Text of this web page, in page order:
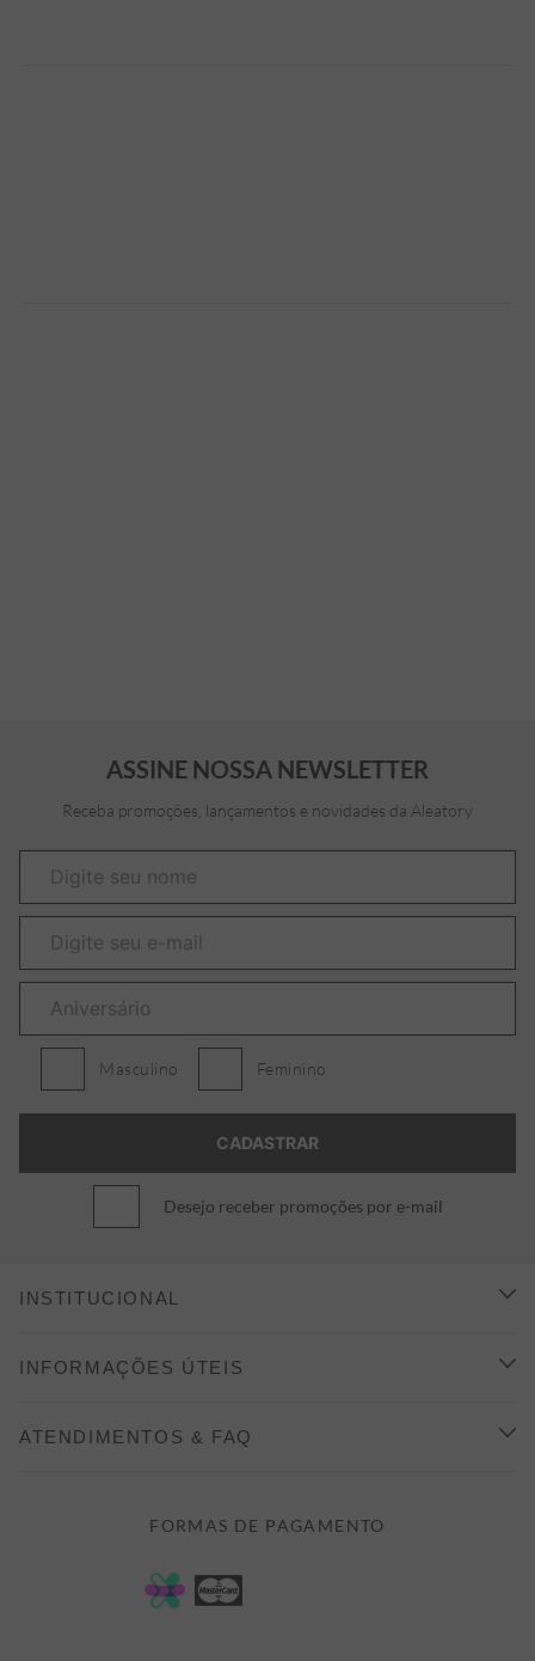
ASSINE NOSSA NEWSLETTER
Receba promoções, lançamentos e novidades da Aleatory
Masculino Feminino
Desejo receber promoções por e-mail
INSTITUCIONAL
CONHEÇA A ALEATORY
INFORMAÇÕES ÚTEIS
FORMAS DE PAGAMENTO
POLÍTICA DE PRIVACIDADE
ATENDIMENTOS & FAQ
FORMAS DE PAGAMENTO